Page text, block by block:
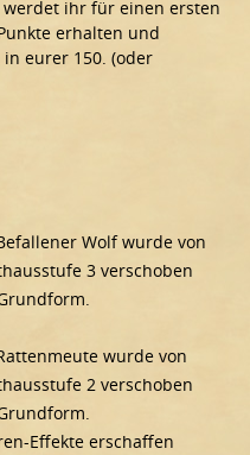
werdet ihr für einen ersten
erhalten und
eurer 150. (oder
Wolf wurde von
3 verschoben
wurde von
2 verschoben
Effekte erschaffen